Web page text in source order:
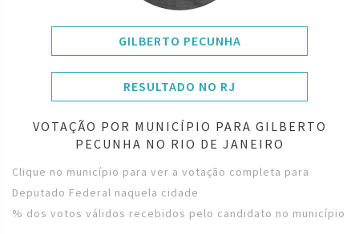
GILBERTO PECUNHA
RESULTADO NO RJ
VOTAÇÃO POR MUNICÍPIO PARA GILBERTO
PECUNHA NO RIO DE JANEIRO
Clique no município para ver a votação completa para
Deputado Federal naquela cidade
% dos votos válidos recebidos pelo candidato no município